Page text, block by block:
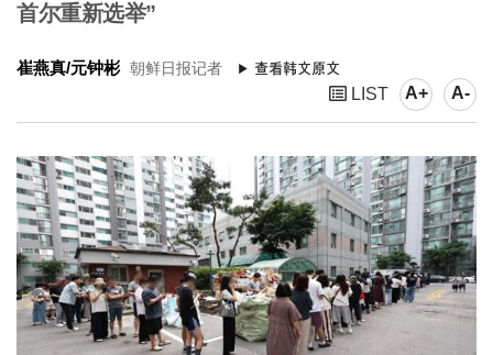
首尔重新选举”
崔燕真/元钟彬 朝鲜日报记者
LIST A+ A-